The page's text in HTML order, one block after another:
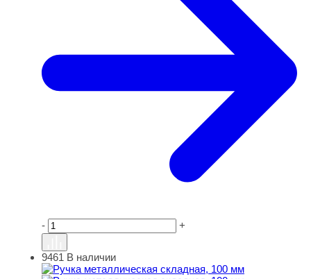
- +
Ручка металлическая складная, 100 мм
9461 В наличии